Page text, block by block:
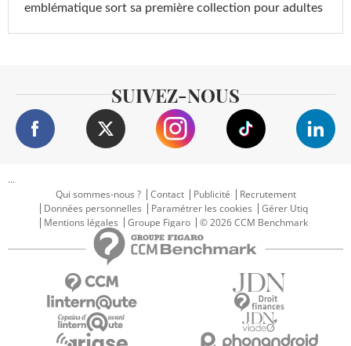
emblématique sort sa première collection pour adultes
SUIVEZ-NOUS
...
Qui sommes-nous ?
Contact Publicité
Recrutement
Données personnelles
Paramétrer les cookies
Gérer Utiq
Mentions légales
Groupe Figaro © 2026 CCM Benchmark